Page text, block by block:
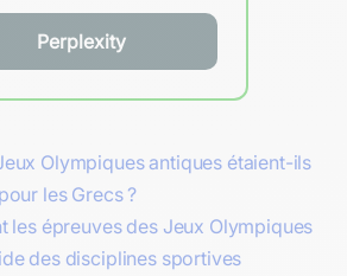
Perplexity
Olympiques antiques étaient-ils
les Grecs ?
les épreuves des Jeux Olympiques
des disciplines sportives